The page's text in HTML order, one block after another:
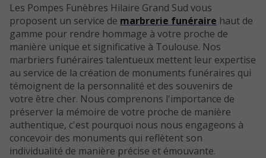
Les Pompes Funèbres Hilaire Grand Sud vous
proposent un service de marbrerie funéraire haut de
gamme pour rendre hommage à votre proche de
manière unique et significative à Toulouse. Nos
marbriers funéraires talentueux mettent leur expertise
au service de la création de monuments funéraires qui
témoignent de la personnalité et des souvenirs de
votre être cher. Nous comprenons l'importance de
préserver la mémoire de votre proche de manière
authentique, c'est pourquoi nous nous engageons à
concevoir des monuments qui reflètent son
individualité de manière précise et émouvante.